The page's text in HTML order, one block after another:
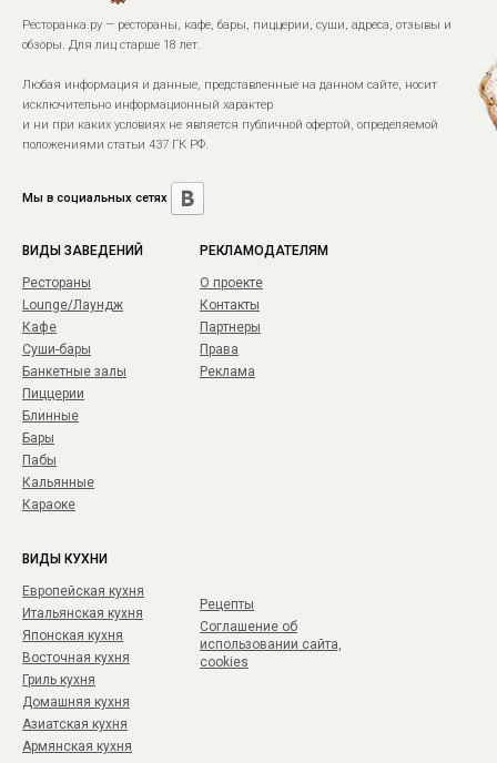
Ресторанка.ру — рестораны, кафе, бары, пиццерии, суши, адреса, отзывы и
обзоры. Для лиц старше 18 лет.
Любая информация и данные, представленные на данном сайте, носит
исключительно информационный характер
и ни при каких условиях не является публичной офертой, определяемой
положениями статьи 437 ГК РФ.
Мы в социальных сетях
ВИДЫ ЗАВЕДЕНИЙ
Рестораны
Lounge/Лаундж
Кафе
Суши-бары
Банкетные залы
Пиццерии
Блинные
Бары
Пабы
Кальянные
Караоке
РЕКЛАМОДАТЕЛЯМ
О проекте
Контакты
Партнеры
Права
Реклама
ВИДЫ КУХНИ
Европейская кухня
Итальянская кухня
Японская кухня
Восточная кухня
Гриль кухня
Домашняя кухня
Азиатская кухня
Армянская кухня
Рецепты
Соглашение об
использовании сайта,
cookies